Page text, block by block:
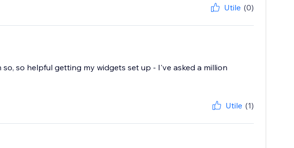
Utile (0)
so helpful getting my widgets set up - I've asked a million
Utile (1)